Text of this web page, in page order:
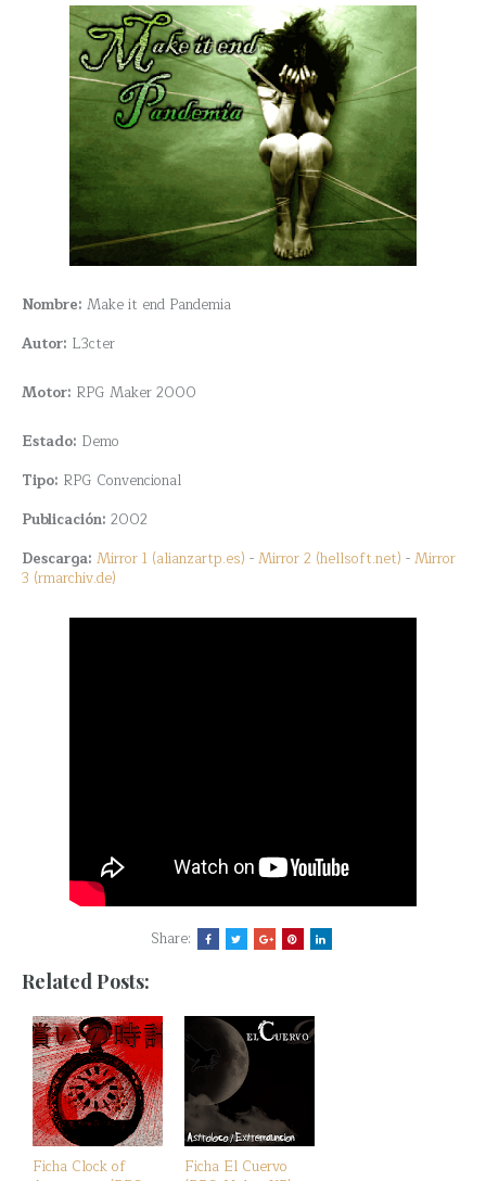
Nombre: Make it end Pandemia
Autor: L3cter
Motor: RPG Maker 2000
Estado: Demo
Tipo: RPG Convencional
Publicación: 2002
Descarga: Mirror 1 (alianzartp.es) -Mirror 2 (hellsoft.net) -Mirror
3 (rmarchiv.de)
Share:
Related Posts:
Ficha Clock of
Ficha El Cuervo